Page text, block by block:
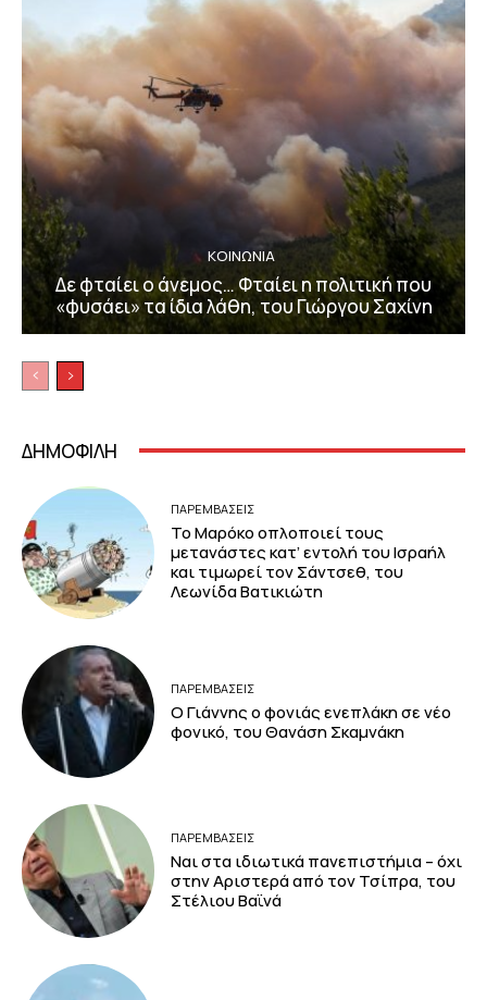
ΚΟΙΝΩΝΙΑ
Δε φταίει ο άνεμος… Φταίει η πολιτική που
«φυσάει» τα ίδια λάθη, του Γιώργου Σαχίνη
ΔΗΜΟΦΙΛΗ
ΠΑΡΕΜΒΑΣΕΙΣ
Το Μαρόκο οπλοποιεί τους
μετανάστες κατ’ εντολή του Ισραήλ
και τιμωρεί τον Σάντσεθ, του
Λεωνίδα Βατικιώτη
ΠΑΡΕΜΒΑΣΕΙΣ
Ο Γιάννης ο φονιάς ενεπλάκη σε νέο
φονικό, του Θανάση Σκαμνάκη
ΠΑΡΕΜΒΑΣΕΙΣ
Ναι στα ιδιωτικά πανεπιστήμια – όχι
στην Αριστερά από τον Τσίπρα, του
Στέλιου Βαϊνά